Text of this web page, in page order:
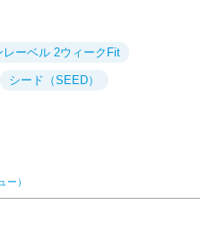
レーベル 2ウィークFit
シード（SEED）
ー）